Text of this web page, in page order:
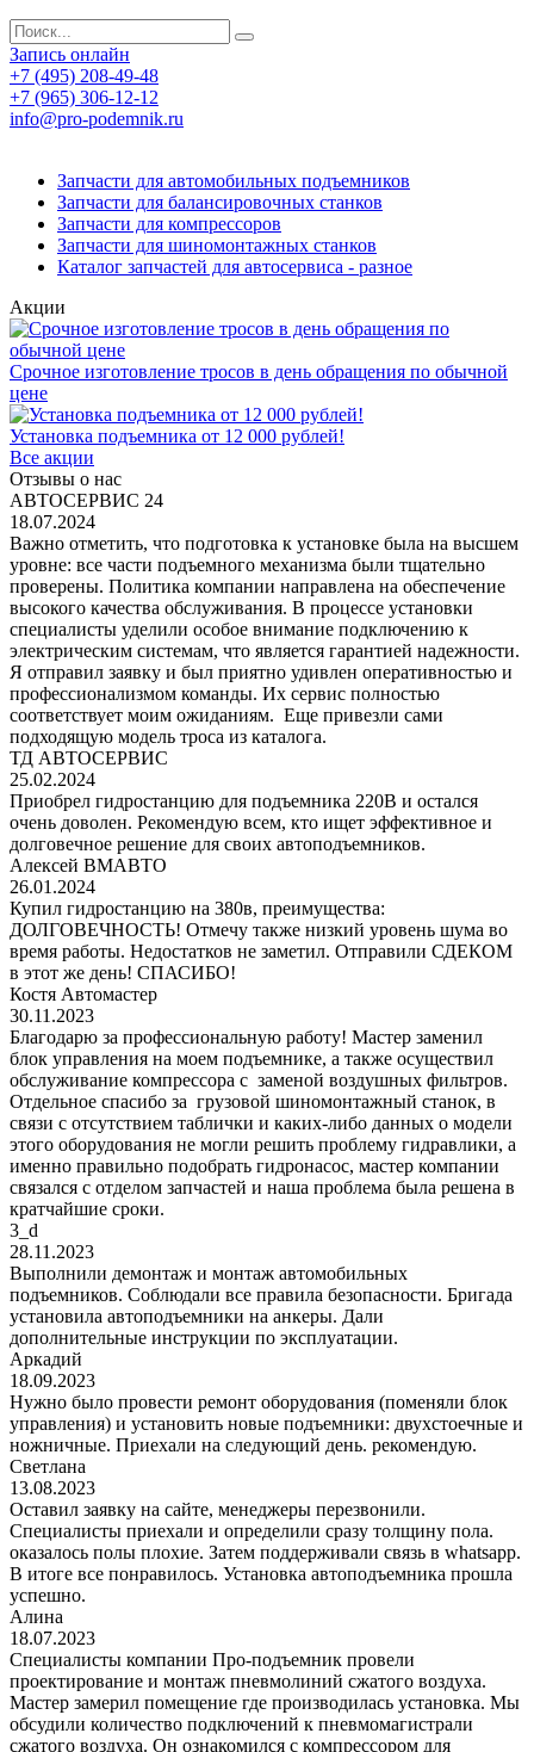
Запись онлайн
+7 (495) 208-49-48
+7 (965) 306-12-12
info@pro-podemnik.ru
Запчасти для автомобильных подъемников
Запчасти для балансировочных станков
Запчасти для компрессоров
Запчасти для шиномонтажных станков
Каталог запчастей для автосервиса - разное
Акции
Срочное изготовление тросов в день обращения по обычной
цене
Установка подъемника от 12 000 рублей!
Все акции
Отзывы о нас
АВТОСЕРВИС 24
18.07.2024
Важно отметить, что подготовка к установке была на высшем
уровне: все части подъемного механизма были тщательно
проверены. Политика компании направлена на обеспечение
высокого качества обслуживания. В процессе установки
специалисты уделили особое внимание подключению к
электрическим системам, что является гарантией надежности.
Я отправил заявку и был приятно удивлен оперативностью и
профессионализмом команды. Их сервис полностью
соответствует моим ожиданиям. Еще привезли сами
подходящую модель троса из каталога.
ТД АВТОСЕРВИС
25.02.2024
Приобрел гидростанцию для подъемника 220В и остался
очень доволен. Рекомендую всем, кто ищет эффективное и
долговечное решение для своих автоподъемников.
Алексей ВМАВТО
26.01.2024
Купил гидростанцию на 380в, преимущества:
ДОЛГОВЕЧНОСТЬ! Отмечу также низкий уровень шума во
время работы. Недостатков не заметил. Отправили СДЕКОМ
в этот же день! СПАСИБО!
Костя Автомастер
30.11.2023
Благодарю за профессиональную работу! Мастер заменил
блок управления на моем подъемнике, а также осуществил
обслуживание компрессора с заменой воздушных фильтров.
Отдельное спасибо за грузовой шиномонтажный станок, в
связи с отсутствием таблички и каких-либо данных о модели
этого оборудования не могли решить проблему гидравлики, а
именно правильно подобрать гидронасос, мастер компании
связался с отделом запчастей и наша проблема была решена в
кратчайшие сроки.
3_d
28.11.2023
Выполнили демонтаж и монтаж автомобильных
подъемников. Соблюдали все правила безопасности. Бригада
установила автоподъемники на анкеры. Дали
дополнительные инструкции по эксплуатации.
Аркадий
18.09.2023
Нужно было провести ремонт оборудования (поменяли блок
управления) и установить новые подъемники: двухстоечные и
ножничные. Приехали на следующий день. рекомендую.
Светлана
13.08.2023
Оставил заявку на сайте, менеджеры перезвонили.
Специалисты приехали и определили сразу толщину пола.
оказалось полы плохие. Затем поддерживали связь в whatsapp.
В итоге все понравилось. Установка автоподъемника прошла
успешно.
Алина
18.07.2023
Специалисты компании Про-подъемник провели
проектирование и монтаж пневмолиний сжатого воздуха.
Мастер замерил помещение где производилась установка. Мы
обсудили количество подключений к пневмомагистрали
сжатого воздуха. Он ознакомился с компрессором для